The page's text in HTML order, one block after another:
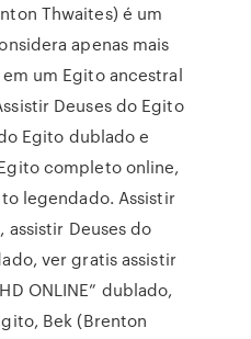
Thwaites) é um
apenas mais
um Egito ancestral
Deuses do Egito
Egito dublado e
completo online,
legendado. Assistir
assistir Deuses do
ver gratis assistir
ONLINE” dublado,
Bek (Brenton